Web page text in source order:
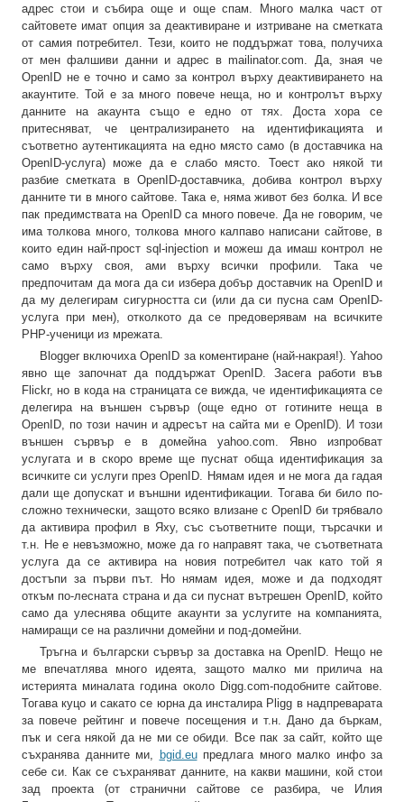
адрес стои и събира още и още спам. Много малка част от
сайтовете имат опция за деактивиране и изтриване на сметката
от самия потребител. Тези, които не поддържат това, получиха
от мен фалшиви данни и адрес в mailinator.com. Да, зная че
OpenID не е точно и само за контрол върху деактивирането на
акаунтите. Той е за много повече неща, но и контролът върху
данните на акаунта също е едно от тях. Доста хора се
притесняват, че централизирането на идентификацията и
съответно аутентикацията на едно място само (в доставчика на
OpenID-услуга) може да е слабо място. Тоест ако някой ти
разбие сметката в OpenID-доставчика, добива контрол върху
данните ти в много сайтове. Така е, няма живот без болка. И все
пак предимствата на OpenID са много повече. Да не говорим, че
има толкова много, толкова много калпаво написани сайтове, в
които един най-прост sql-injection и можеш да имаш контрол не
само върху своя, ами върху всички профили. Така че
предпочитам да мога да си избера добър доставчик на OpenID и
да му делегирам сигурността си (или да си пусна сам OpenID-
услуга при мен), отколкото да се предоверявам на всичките
PHP-ученици из мрежата.
Blogger включиха OpenID за коментиране (най-накрая!). Yahoo
явно ще започнат да поддържат OpenID. Засега работи във
Flickr, но в кода на страницата се вижда, че идентификацията се
делегира на външен сървър (още едно от готините неща в
OpenID, по този начин и адресът на сайта ми е OpenID). И този
външен сървър е в домейна yahoo.com. Явно изпробват
услугата и в скоро време ще пуснат обща идентификация за
всичките си услуги през OpenID. Нямам идея и не мога да гадая
дали ще допускат и външни идентификации. Тогава би било по-
сложно технически, защото всяко влизане с OpenID би трябвало
да активира профил в Яху, със съответните пощи, търсачки и
т.н. Не е невъзможно, може да го направят така, че съответната
услуга да се активира на новия потребител чак като той я
достъпи за първи път. Но нямам идея, може и да подходят
откъм по-лесната страна и да си пуснат вътрешен OpenID, който
само да улеснява общите акаунти за услугите на компанията,
намиращи се на различни домейни и под-домейни.
Тръгна и български сървър за доставка на OpenID. Нещо не
ме впечатлява много идеята, защото малко ми прилича на
истерията миналата година около Digg.com-подобните сайтове.
Тогава куцо и сакато се юрна да инсталира Pligg в надпреварата
за повече рейтинг и повече посещения и т.н. Дано да бъркам,
пък и сега някой да не ми се обиди. Все пак за сайт, който ще
съхранява данните ми,
bgid.euпредлага много малко инфо за
себе си. Как се съхраняват данните, на какви машини, кой стои
зад проекта (от странични сайтове се разбира, че Илия